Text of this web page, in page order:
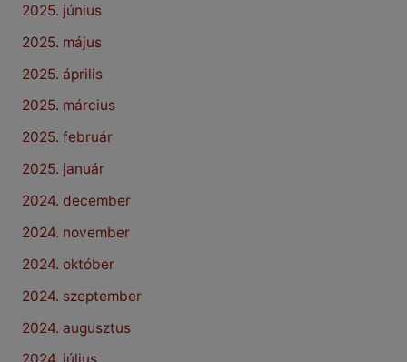
2025. június
2025. május
2025. április
2025. március
2025. február
2025. január
2024. december
2024. november
2024. október
2024. szeptember
2024. augusztus